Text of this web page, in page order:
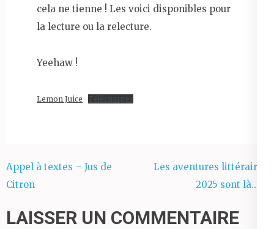
cela ne tienne ! Les voici disponibles pour
la lecture ou la relecture.
Yeehaw !
Lemon Juice
Navigation
de
Appel à textes – Jus de
Citron
Les aventures littéraires
2025 sont là…….
LAISSER UN COMMENTAIRE